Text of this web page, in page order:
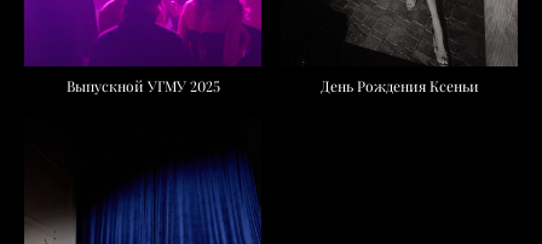
Выпускной УГМУ 2025 День Рождения Ксеньи